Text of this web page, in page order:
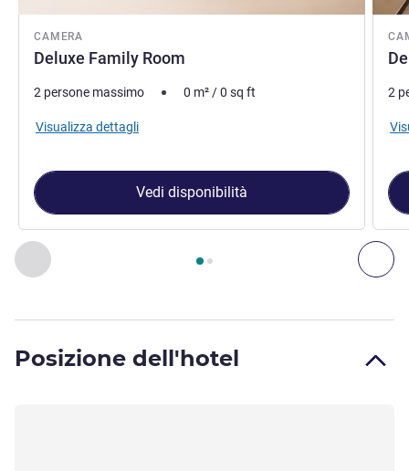
Precedente - Camera
Pagina , Camera 1 : Deluxe Family Room , Camera 2 :
CAMERA
Deluxe Family Room
2 persone massimo 0 m²/0 sq ft
Visualizza dettagli
Vedi disponibilità
2
Posizione dell'hotel